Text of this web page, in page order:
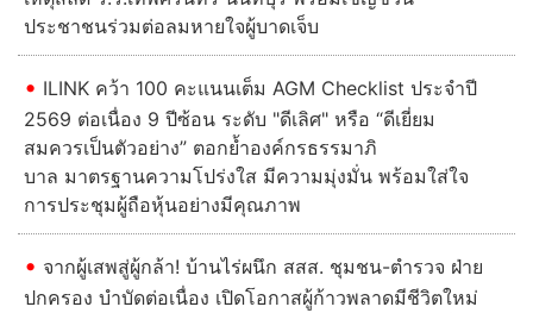
ประชาชนร่วมต่อลมหายใจผู้บาดเจ็บ
ILINK คว้า 100 คะแนนเต็ม AGM Checklist ประจำปี
2569 ต่อเนื่อง 9 ปีซ้อน ระดับ "ดีเลิศ" หรือ “ดีเยี่ยม
สมควรเป็นตัวอย่าง” ตอกย้ำองค์กรธรรมาภิ
บาล มาตรฐานความโปร่งใส มีความมุ่งมั่น พร้อมใส่ใจ
การประชุมผู้ถือหุ้นอย่างมีคุณภาพ
จากผู้เสพสู่ผู้กล้า! บ้านไร่ผนึก สสส. ชุมชน-ตำรวจ ฝ่าย
ปกครอง บำบัดต่อเนื่อง เปิดโอกาสผู้ก้าวพลาดมีชีวิตใหม่